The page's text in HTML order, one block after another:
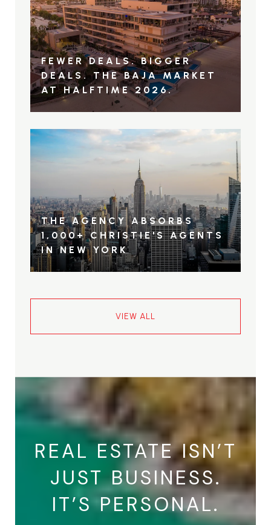
FEWER DEALS. BIGGER
DEALS. THE BAJA MARKET
AT HALFTIME 2026.
THE AGENCY ABSORBS
1,000+ CHRISTIE'S AGENTS
IN NEW YORK
VIEW ALL
REAL ESTATE ISN’T
JUST BUSINESS.
IT’S PERSONAL.